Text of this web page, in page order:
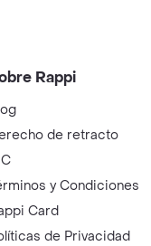
Rappi
de retracto
y Condiciones
Card
de Privacidad